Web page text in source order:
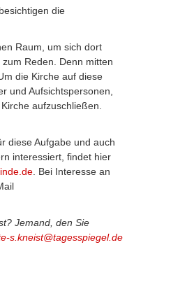
die
Raum, um sich dort
Reden. Denn mitten
die Kirche auf diese
und Aufsichtspersonen,
aufzuschließen.
diese Aufgabe und auch
interessiert, findet hier
. Bei Interesse an
Jemand, den Sie
s.kneist@tagesspiegel.de
teilen